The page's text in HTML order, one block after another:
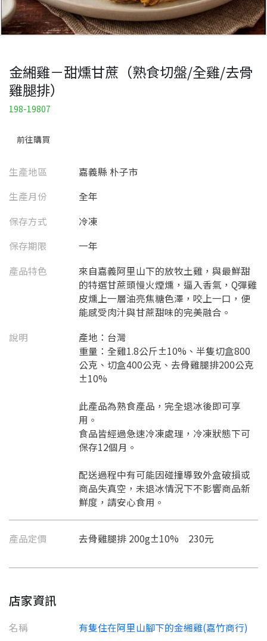
金緗雞－甜燻甘蔗（熟食切盤/全雞/去骨
雞腿排）
198-19807
前往購買
生產地區
嘉義縣 朴子市
生產月份
全年
保存方式
冷凍
保存期限
一年
產品特色
來自嘉義阿里山下的放牧土雞，與最鮮甜
的特選甘蔗頭慢火煙燻，逼入香氣，Q彈雞
皮燻上一層油亮焦糖色澤，咬上一口，便
能感受肉汁與甘蔗甜味的完美融合。
說明
產地：台灣
重量：全雞1.8公斤±10%、半隻切盒800
公克、切盒400公克、去骨雞腿排200公克
±10%
此產品為熟食產品，完全退冰後即可享
用。
食品皆經過急速冷凍處理，冷凍狀態下可
保存12個月。
配送過程中有可能因碰撞導致外盒破損或
商品失真空，未退冰情況下不影響商品新
鮮度，請安心食用。
產品定價 去骨雞腿排 200g±10% 230元
店家資訊
名稱
有隻住在阿里山腳下的金緗雞(嘉竹商行)